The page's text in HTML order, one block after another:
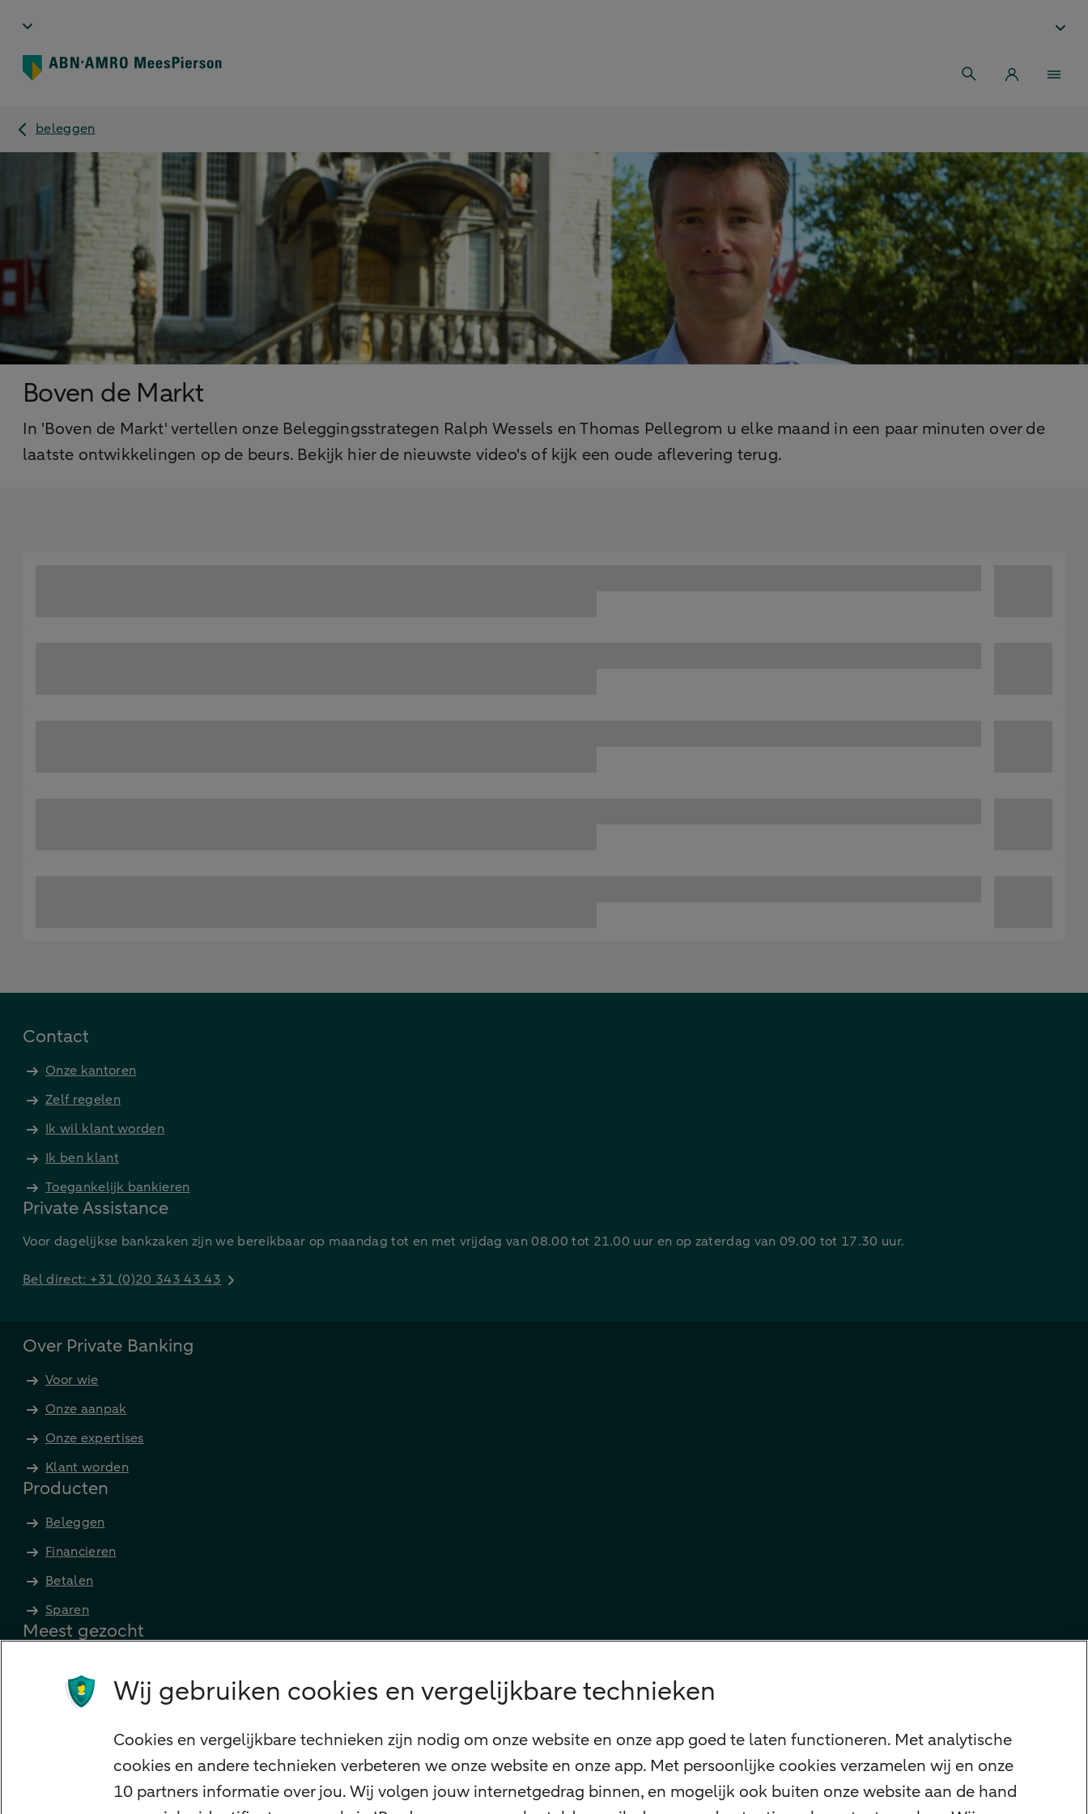
beleggen
Boven de Markt
In 'Boven de Markt' vertellen onze Beleggingsstrategen Ralph Wessels en Thomas Pellegrom u elke maand in een paar minuten over de
laatste ontwikkelingen op de beurs. Bekijk hier de nieuwste video's of kijk een oude aflevering terug.
Contact
Onze kantoren
Zelf regelen
Ik wil klant worden
Ik ben klant
Toegankelijk bankieren
Private Assistance
Voor dagelijkse bankzaken zijn we bereikbaar op maandag tot en met vrijdag van 08.00 tot 21.00 uur en op zaterdag van 09.00 tot 17.30 uur.
Bel direct: +31 (0)20 343 43 43
Over Private Banking
Voor wie
Onze aanpak
Onze expertises
Klant worden
Producten
Beleggen
Financieren
Betalen
Sparen
Meest gezocht
Machtiging
Maatwerk in beleggen
Wij gebruiken cookies en vergelijkbare technieken
Cookies en vergelijkbare technieken zijn nodig om onze website en onze app goed te laten functioneren. Met analytische
cookies en andere technieken verbeteren we onze website en onze app. Met persoonlijke cookies verzamelen wij en onze
10 partners informatie over jou. Wij volgen jouw internetgedrag binnen, en mogelijk ook buiten onze website aan de hand